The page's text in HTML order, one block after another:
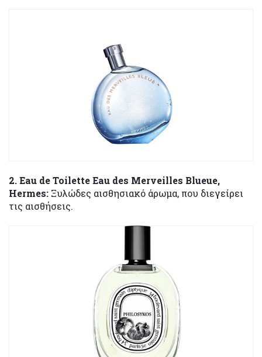
2. Εau de Toilette Eau des Merveilles Blueue,
Hermes: Ξυλώδες αισθησιακό άρωμα, που διεγείρει
τις αισθήσεις.